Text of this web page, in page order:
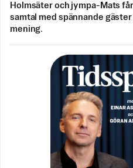
Holmsäter och jympa-Mats
samtal med spännande
mening.